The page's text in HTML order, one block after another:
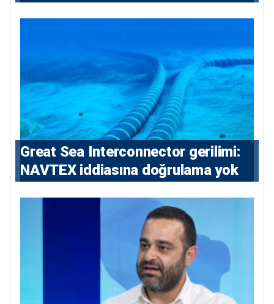
Great Sea Interconnector gerilimi:
NAVTEX iddiasına doğrulama yok